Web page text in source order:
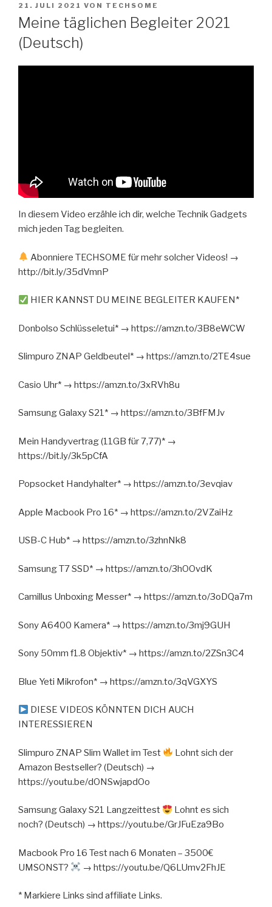
Inhalt
springen
VERÖFFENTLICHT
AM
21. JULI 2021 VON TECHSOME
Meine täglichen Begleiter 2021
(Deutsch)
In diesem Video erzähle ich dir, welche Technik Gadgets
mich jeden Tag begleiten.
Abonniere TECHSOME für mehr solcher Videos! →
http://bit.ly/35dVmnP
HIER KANNST DU MEINE BEGLEITER KAUFEN*
Donbolso Schlüsseletui* → https://amzn.to/3B8eWCW
Slimpuro ZNAP Geldbeutel* → https://amzn.to/2TE4sue
Casio Uhr* → https://amzn.to/3xRVh8u
Samsung Galaxy S21* → https://amzn.to/3BfFMJv
Mein Handyvertrag (11GB für 7,77)* →
https://bit.ly/3k5pCfA
Popsocket Handyhalter* → https://amzn.to/3evqiav
Apple Macbook Pro 16* → https://amzn.to/2VZaiHz
USB-C Hub* → https://amzn.to/3zhnNk8
Samsung T7 SSD* → https://amzn.to/3hOOvdK
Camillus Unboxing Messer* → https://amzn.to/3oDQa7m
Sony A6400 Kamera* → https://amzn.to/3mj9GUH
Sony 50mm f1.8 Objektiv* → https://amzn.to/2ZSn3C4
Blue Yeti Mikrofon* → https://amzn.to/3qVGXYS
DIESE VIDEOS KÖNNTEN DICH AUCH
INTERESSIEREN
Slimpuro ZNAP Slim Wallet im Test
Lohnt sich der
Amazon Bestseller? (Deutsch) →
https://youtu.be/dONSwjapdOo
Samsung Galaxy S21 Langzeittest
Lohnt es sich
noch? (Deutsch) → https://youtu.be/GrJFuEza9Bo
Macbook Pro 16 Test nach 6 Monaten – 3500€
UMSONST?
→ https://youtu.be/Q6LUmv2FhJE
* Markiere Links sind affiliate Links.